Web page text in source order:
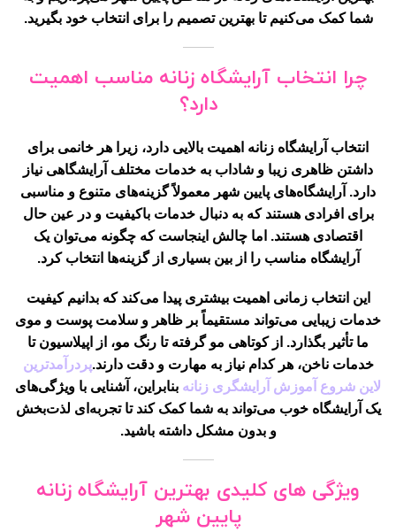
شما کمک می‌کنیم تا بهترین تصمیم را برای انتخاب خود بگیرید.
چرا انتخاب آرایشگاه زنانه مناسب اهمیت
دارد؟
انتخاب آرایشگاه زنانه اهمیت بالایی دارد، زیرا هر خانمی برای
داشتن ظاهری زیبا و شاداب به خدمات مختلف آرایشگاهی نیاز
دارد. آرایشگاه‌های پایین شهر معمولاً گزینه‌های متنوع و مناسبی
برای افرادی هستند که به دنبال خدمات باکیفیت و در عین حال
اقتصادی هستند. اما چالش اینجاست که چگونه می‌توان یک
آرایشگاه مناسب را از بین بسیاری از گزینه‌ها انتخاب کرد.
این انتخاب زمانی اهمیت بیشتری پیدا می‌کند که بدانیم کیفیت
خدمات زیبایی می‌تواند مستقیماً بر ظاهر و سلامت پوست و موی
ما تأثیر بگذارد. از کوتاهی مو گرفته تا رنگ مو، از اپیلاسیون تا
خدمات ناخن، هر کدام نیاز به مهارت و دقت دارند.پردرآمدترین
لاین شروع آموزش آرایشگری زنانه بنابراین، آشنایی با ویژگی‌های
یک آرایشگاه خوب می‌تواند به شما کمک کند تا تجربه‌ای لذت‌بخش
و بدون مشکل داشته باشید.
ویژگی های کلیدی بهترین آرایشگاه زنانه
پایین شهر